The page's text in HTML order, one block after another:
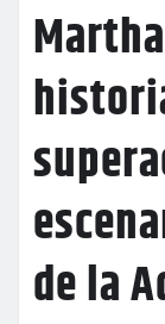
de la